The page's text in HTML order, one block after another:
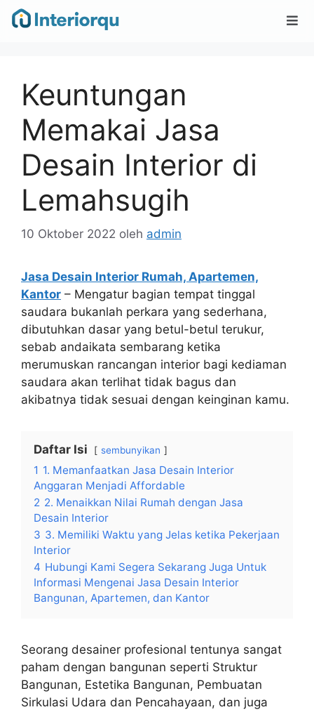
Keuntungan
Memakai Jasa
Desain Interior di
Lemahsugih
10 Oktober 2022 oleh admin
Jasa Desain Interior Rumah, Apartemen,
Kantor – Mengatur bagian tempat tinggal
saudara bukanlah perkara yang sederhana,
dibutuhkan dasar yang betul-betul terukur,
sebab andaikata sembarang ketika
merumuskan rancangan interior bagi kediaman
saudara akan terlihat tidak bagus dan
akibatnya tidak sesuai dengan keinginan kamu.
Daftar Isi sembunyikan
1 1. Memanfaatkan Jasa Desain Interior
Anggaran Menjadi Affordable
2 2. Menaikkan Nilai Rumah dengan Jasa
Desain Interior
3 3. Memiliki Waktu yang Jelas ketika Pekerjaan
Interior
4 Hubungi Kami Segera Sekarang Juga Untuk
Informasi Mengenai Jasa Desain Interior
Bangunan, Apartemen, dan Kantor
Seorang desainer profesional tentunya sangat
paham dengan bangunan seperti Struktur
Bangunan, Estetika Bangunan, Pembuatan
Sirkulasi Udara dan Pencahayaan, dan juga